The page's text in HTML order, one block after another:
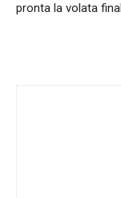
pronta la volata